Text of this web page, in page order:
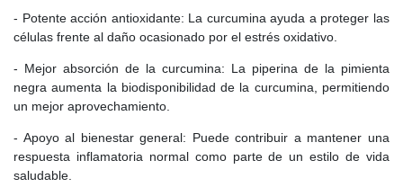
- Potente acción antioxidante: La curcumina ayuda a proteger las
células frente al daño ocasionado por el estrés oxidativo.
- Mejor absorción de la curcumina: La piperina de la pimienta
negra aumenta la biodisponibilidad de la curcumina, permitiendo
un mejor aprovechamiento.
- Apoyo al bienestar general: Puede contribuir a mantener una
respuesta inflamatoria normal como parte de un estilo de vida
saludable.